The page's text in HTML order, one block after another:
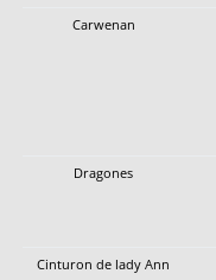
Carwenan
Dragones
Cinturon de lady Ann